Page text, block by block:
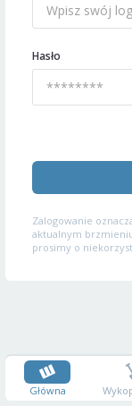
Hasło
Zalogowanie
aktualnym
prosimy o
Główna